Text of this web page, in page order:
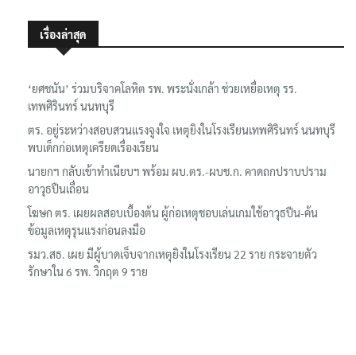
เรื่องล่าสุด
‘ยศชนัน’ ร่วมบริจาคโลหิต รพ. พระนั่งเกล้า ช่วยเหยื่อเหตุ รร.
เทพศิรินทร์ นนทบุรี
ตร. อยู่ระหว่างสอบสวนแรงจูงใจ เหตุยิงในโรงเรียนเทพศิรินทร์ นนทบุรี
พบเด็กก่อเหตุเครียดเรื่องเรียน
นายกฯ กลับเข้าทำเนียบฯ พร้อม ผบ.ตร.-ผบช.ก. คาดถกปราบปราม
อาวุธปืนเถื่อน
โฆษก ตร. เผยผลสอบเบื้องต้น ผู้ก่อเหตุชอบเล่นเกมใช้อาวุธปืน-ค้น
ข้อมูลเหตุรุนแรงก่อนลงมือ
รมว.สธ. เผย มีผู้บาดเจ็บจากเหตุยิงในโรงเรียน 22 ราย กระจายตัว
รักษาใน 6 รพ. วิกฤต 9 ราย